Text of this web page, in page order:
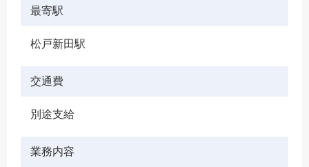
最寄駅
松戸新田駅
交通費
別途支給
業務内容